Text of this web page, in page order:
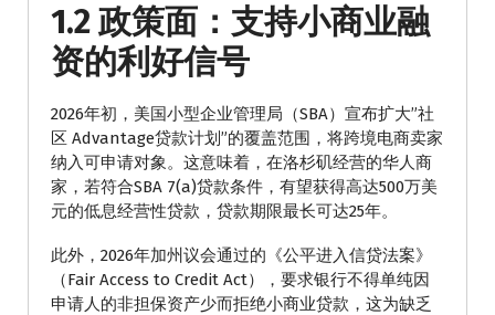
1.2 政策面：支持小商业融
资的利好信号
2026年初，美国小型企业管理局（SBA）宣布扩大”社
区 Advantage贷款计划”的覆盖范围，将跨境电商卖家
纳入可申请对象。这意味着，在洛杉矶经营的华人商
家，若符合SBA 7(a)贷款条件，有望获得高达500万美
元的低息经营性贷款，贷款期限最长可达25年。
此外，2026年加州议会通过的《公平进入信贷法案》
（Fair Access to Credit Act），要求银行不得单纯因
申请人的非担保资产少而拒绝小商业贷款，这为缺乏